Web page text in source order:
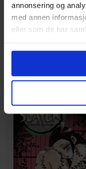
annonsering og
med annen
eller som de har
Paperback · Engelsk
152